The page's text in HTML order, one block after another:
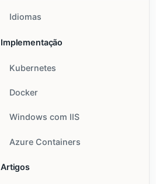
Idiomas
Implementação
Kubernetes
Docker
Windows com IIS
Azure Containers
Artigos